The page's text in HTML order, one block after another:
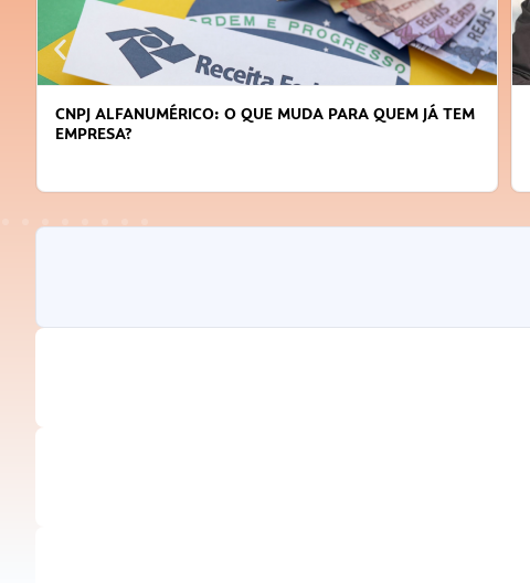
CNPJ ALFANUMÉRICO: O QUE MUDA PARA QUEM JÁ TEM
EMPRESA?